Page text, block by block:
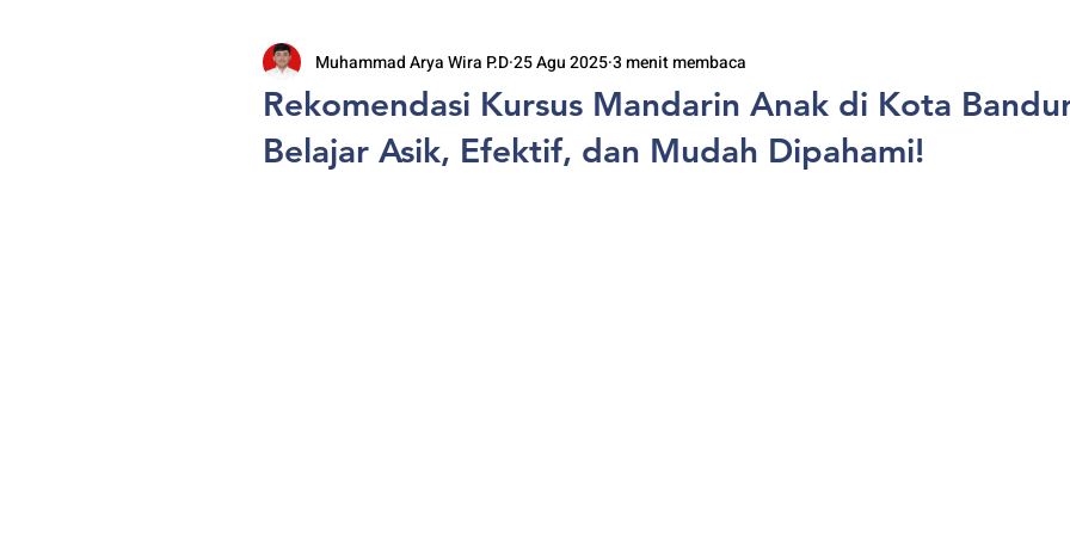
Rekomendasi Kursus Mandarin Anak di Kota
Belajar Asik, Efektif, dan Mudah Dipahami!
Muhammad Arya Wira P.D25 Agu 20253 menit membaca